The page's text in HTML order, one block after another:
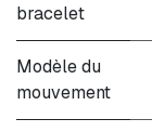
bracelet
Modèle du
mouvement